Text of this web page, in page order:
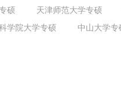
硕 天津师范大学专硕
学院大学专硕 中山大学专